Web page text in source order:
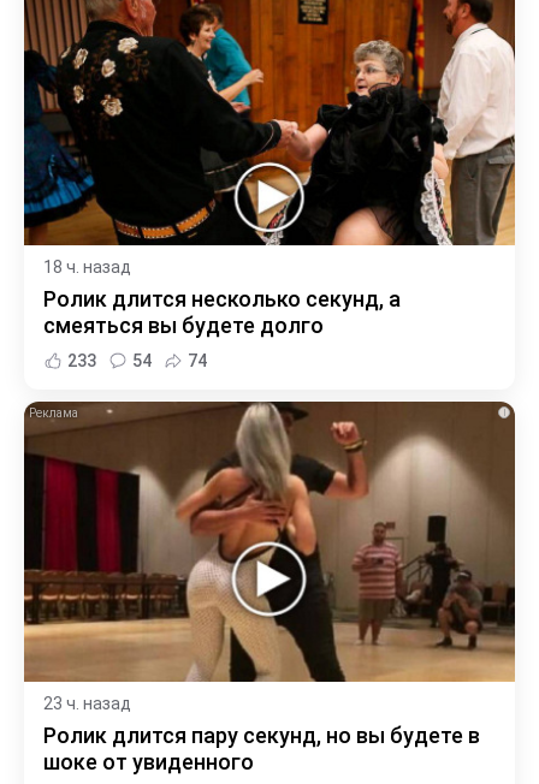
18 ч. назад
Ролик длится несколько секунд, а
смеяться вы будете долго
233 54 74
i
23 ч. назад
Ролик длится пару секунд, но вы будете в
шоке от увиденного